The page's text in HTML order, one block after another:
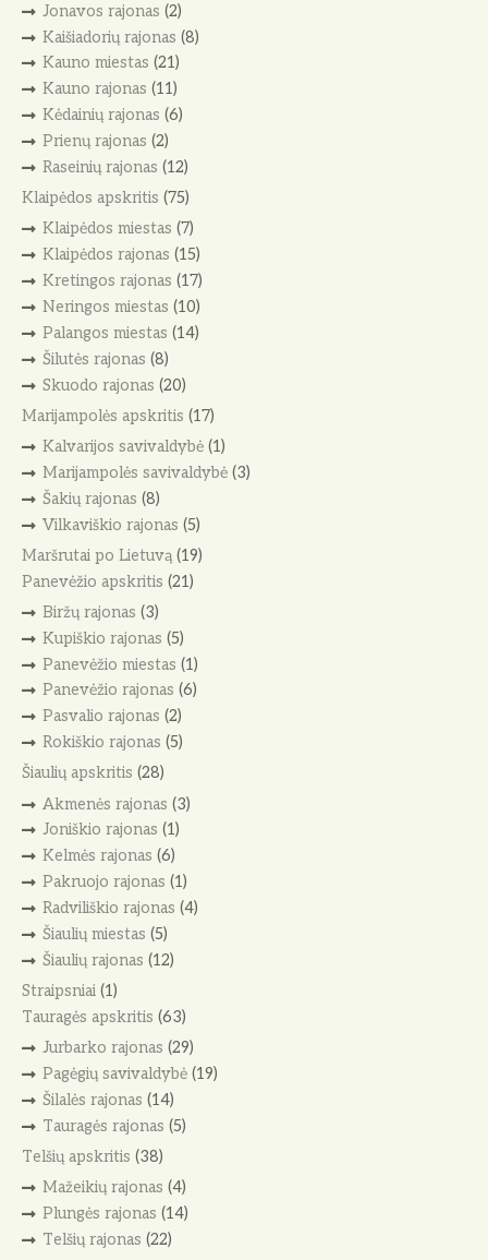
Jonavos rajonas (2)
Kaišiadorių rajonas (8)
Kauno miestas (21)
Kauno rajonas (11)
Kėdainių rajonas (6)
Prienų rajonas (2)
Raseinių rajonas (12)
Klaipėdos apskritis (75)
Klaipėdos miestas (7)
Klaipėdos rajonas (15)
Kretingos rajonas (17)
Neringos miestas (10)
Palangos miestas (14)
Šilutės rajonas (8)
Skuodo rajonas (20)
Marijampolės apskritis (17)
Kalvarijos savivaldybė(1)
Marijampolės savivaldybė(3)
Šakių rajonas (8)
Vilkaviškio rajonas (5)
Maršrutai po Lietuvą(19)
Panevėžio apskritis (21)
Biržų rajonas (3)
Kupiškio rajonas (5)
Panevėžio miestas (1)
Panevėžio rajonas (6)
Pasvalio rajonas (2)
Rokiškio rajonas (5)
Šiaulių apskritis (28)
Akmenės rajonas (3)
Joniškio rajonas (1)
Kelmės rajonas (6)
Pakruojo rajonas (1)
Radviliškio rajonas (4)
Šiaulių miestas (5)
Šiaulių rajonas (12)
Straipsniai (1)
Tauragės apskritis (63)
Jurbarko rajonas (29)
Pagėgių savivaldybė(19)
Šilalės rajonas (14)
Tauragės rajonas (5)
Telšių apskritis (38)
Mažeikių rajonas (4)
Plungės rajonas (14)
Telšių rajonas (22)